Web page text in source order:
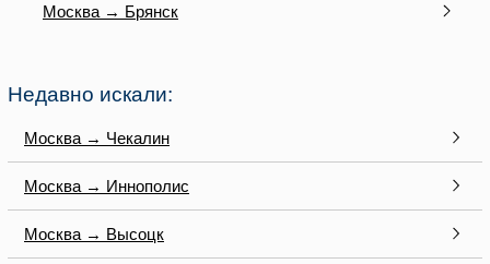
Москва → Брянск
Недавно искали:
Москва → Чекалин
Москва → Иннополис
Москва → Высоцк